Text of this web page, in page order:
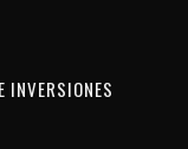
INVERSIONES